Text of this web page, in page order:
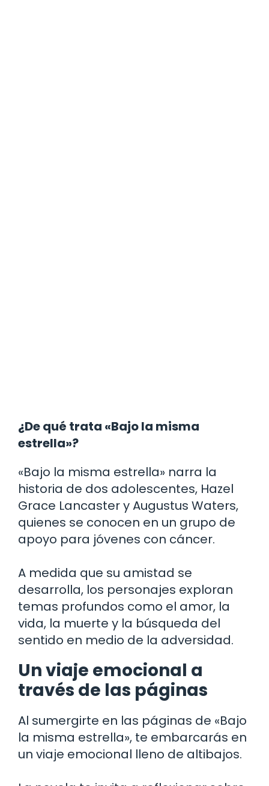
¿De qué trata «Bajo la misma
estrella»?
«Bajo la misma estrella» narra la
historia de dos adolescentes, Hazel
Grace Lancaster y Augustus Waters,
quienes se conocen en un grupo de
apoyo para jóvenes con cáncer.
A medida que su amistad se
desarrolla, los personajes exploran
temas profundos como el amor, la
vida, la muerte y la búsqueda del
sentido en medio de la adversidad.
Un viaje emocional a
través de las páginas
Al sumergirte en las páginas de «Bajo
la misma estrella», te embarcarás en
un viaje emocional lleno de altibajos.